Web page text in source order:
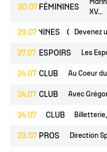
30.07 FÉMININES
XV...
29.07
FÉMININES CLUB Devenez
27.07 ESPOIRS Les
24.07 CLUB Au Coeur
24.07 CLUB Avec
24.07
PROS CLUB
23.07 PROS Direction